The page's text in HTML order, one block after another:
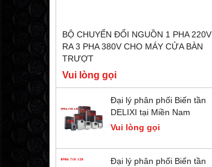
BỘ CHUYỂN ĐỔI NGUỒN 1 PHA 220V
RA 3 PHA 380V CHO MÁY CỬA BÀN
TRƯỢT
Vui lòng gọi
Đại lý phân phối Biến tần
DELIXI tại Miền Nam
Vui lòng gọi
Đại lý phân phối Biến tần